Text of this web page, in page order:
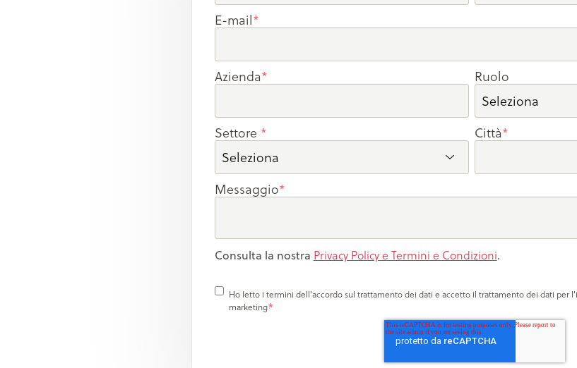
E-mail*
Azienda* Ruolo
Settore * Città*
Messaggio*
Consulta la nostra Privacy Policy e Termini e Condizioni.
Ho letto i termini dell'accordo sul trattamento dei dati e accetto il trattamento dei dati per
marketing*